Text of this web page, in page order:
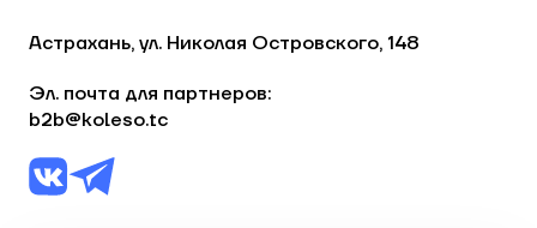
Астрахань, ул. Николая Островского, 148
Эл. почта для партнеров:
b2b@koleso.tc